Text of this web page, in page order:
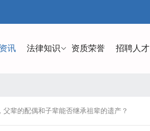
讯 法律知识 资质荣誉 招聘人才
父辈的配偶和子辈能否继承祖辈的遗产？